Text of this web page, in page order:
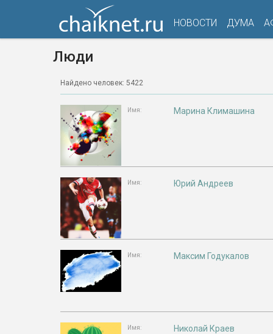
НОВОСТИ ДУМА
Люди
Найдено человек: 5422
Имя: Марина Климашина
Имя: Юрий Андреев
Имя: Максим Годукалов
Имя: Николай Краев